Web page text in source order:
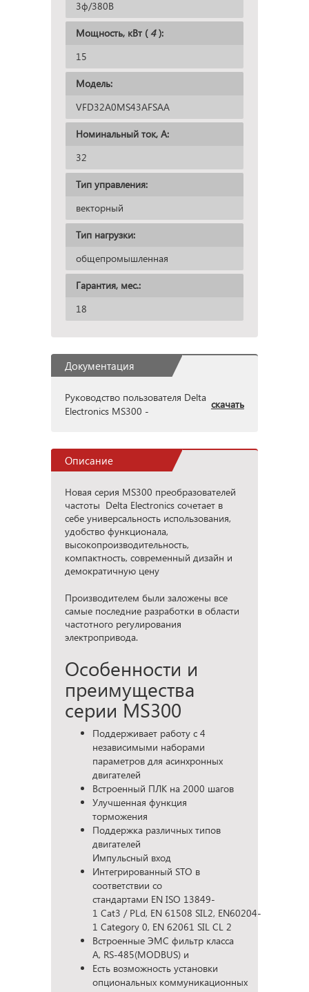
3ф/380В
Мощность, кВт (4):
15
Модель:
VFD32A0MS43AFSAA
Номинальный ток, А:
32
Тип управления:
векторный
Тип нагрузки:
общепромышленная
Гарантия, мес.:
18
Документация
Руководство пользователя Delta
Electronics MS300 -
скачать
Описание
Новая серия MS300 преобразователей
частоты Delta Electronics сочетает в
себе универсальность использования,
удобство функционала,
высокопроизводительность,
компактность, современный дизайн и
демократичную цену
Производителем были заложены все
самые последние разработки в области
частотного регулирования
электропривода.
Особенности и
преимущества
серии MS300
Поддерживает работу с 4
независимыми наборами
параметров для асинхронных
двигателей
Встроенный ПЛК на 2000 шагов
Улучшенная функция
торможения
Поддержка различных типов
двигателей
Импульсный вход
Интегрированный STO в
соответствии со
стандартами EN ISO 13849-
1 Cat3 / PLd, EN 61508 SIL2, EN60204-
1 Category 0, EN 62061 SIL CL 2
Встроенные ЭМС фильтр класса
A, RS-485(MODBUS) и
Есть возможность установки
опциональных коммуникационных